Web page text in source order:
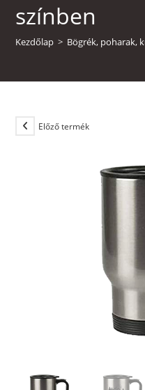
színben
Kezdőlap > Bögrék, poharak,
Előző termék